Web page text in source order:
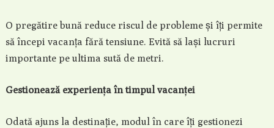
O pregătire bună reduce riscul de probleme și îți permite
să începi vacanța fără tensiune. Evită să lași lucruri
importante pe ultima sută de metri.
Gestionează experiența în timpul vacanței
Odată ajuns la destinație, modul în care îți gestionezi